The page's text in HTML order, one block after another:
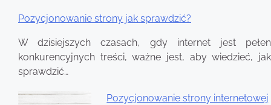
Pozycjonowanie strony jak sprawdzić?
W dzisiejszych czasach, gdy internet jest pełen
konkurencyjnych treści, ważne jest, aby wiedzieć, jak
sprawdzić…
Pozycjonowanie strony internetowej
Nawigacja
wpisu